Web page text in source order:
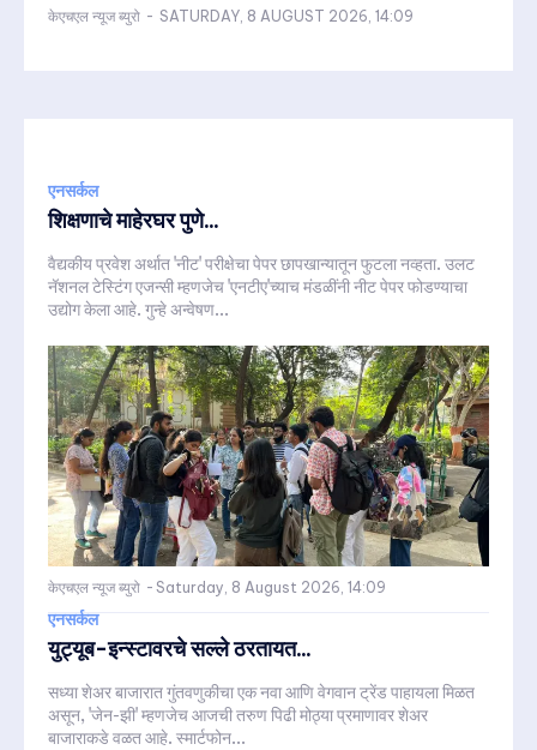
केएचएल न्यूज ब्युरो - SATURDAY, 8 AUGUST 2026, 14:09
एनसर्कल
शिक्षणाचे माहेरघर पुणे...
वैद्यकीय प्रवेश अर्थात 'नीट' परीक्षेचा पेपर छापखान्यातून फुटला नव्हता. उलट
नॅशनल टेस्टिंग एजन्सी म्हणजेच 'एनटीए'च्याच मंडळींनी नीट पेपर फोडण्याचा
उद्योग केला आहे. गुन्हे अन्वेषण...
केएचएल न्यूज ब्युरो - Saturday, 8 August 2026, 14:09
एनसर्कल
युट्यूब-इन्स्टावरचे सल्ले ठरतायत...
सध्या शेअर बाजारात गुंतवणुकीचा एक नवा आणि वेगवान ट्रेंड पाहायला मिळत
असून, 'जेन-झी' म्हणजेच आजची तरुण पिढी मोठ्या प्रमाणावर शेअर
बाजाराकडे वळत आहे. स्मार्टफोन...